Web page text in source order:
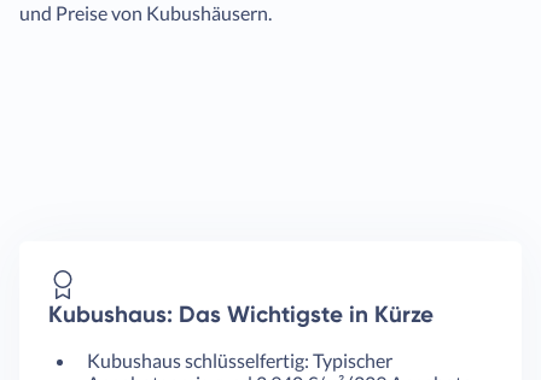
und Preise von Kubushäusern.
Kubushaus: Das Wichtigste in Kürze
Kubushaus schlüsselfertig: Typischer